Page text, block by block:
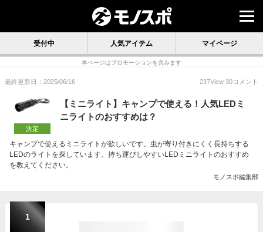
受付中 人気アイテム マイページ
本ページはプロモーションを含みます
最終更新日：2025/06/16 237View 30コメント
決定
【ミニライト】キャンプで使える！人気LEDミ
ニライトのおすすめは？
キャンプで使えるミニライトが欲しいです。虫が寄り付きにくく長持ちする
LEDのライトを探しています。持ち運びしやすいLEDミニライトのおすすめ
を教えてください。
モノスポ編集部
1